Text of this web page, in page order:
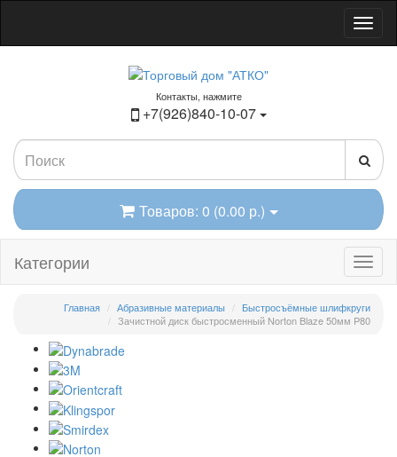
Контакты, нажмите
+7(926)840-10-07
Товаров: 0 (0.00 р.)
Категории
Главная Абразивные материалы
Быстросъёмные шлифкруги
Зачистной диск быстросменный Norton Blaze 50мм P80